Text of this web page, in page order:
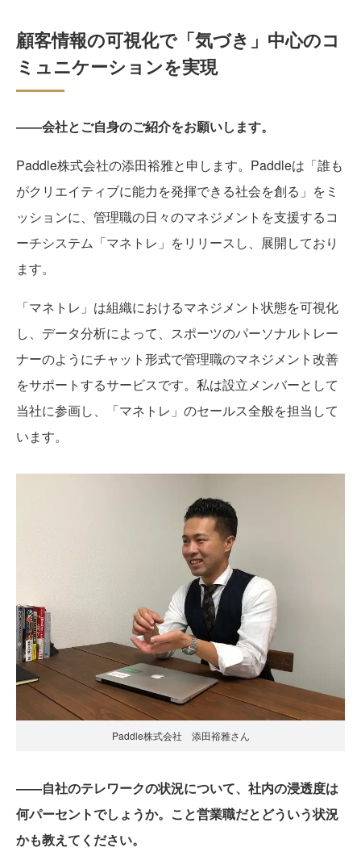
顧客情報の可視化で「気づき」中心のコ
ミュニケーションを実現
――会社とご自身のご紹介をお願いします。
Paddle株式会社の添田裕雅と申します。Paddleは「誰も
がクリエイティブに能力を発揮できる社会を創る」をミ
ッションに、管理職の日々のマネジメントを支援するコ
ーチシステム「マネトレ」をリリースし、展開しており
ます。
「マネトレ」は組織におけるマネジメント状態を可視化
し、データ分析によって、スポーツのパーソナルトレー
ナーのようにチャット形式で管理職のマネジメント改善
をサポートするサービスです。私は設立メンバーとして
当社に参画し、「マネトレ」のセールス全般を担当して
います。
Paddle株式会社 添田裕雅さん
――自社のテレワークの状況について、社内の浸透度は
何パーセントでしょうか。こと営業職だとどういう状況
かも教えてください。